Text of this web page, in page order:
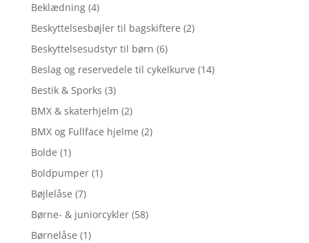
Beklædning (4)
Beskyttelsesbøjler til bagskiftere (2)
Beskyttelsesudstyr til børn (6)
Beslag og reservedele til cykelkurve (14)
Bestik & Sporks (3)
BMX & skaterhjelm (2)
BMX og Fullface hjelme (2)
Bolde (1)
Boldpumper (1)
Bøjlelåse (7)
Børne- & juniorcykler (58)
Børnelåse (1)